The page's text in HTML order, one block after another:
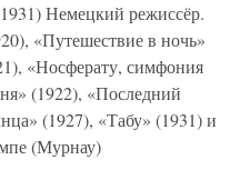
Немецкий режиссёр.
«Путешествие в ночь»
«Носферату, симфония
(1922), «Последний
(1927), «Табу» (1931) и
(Мурнау)